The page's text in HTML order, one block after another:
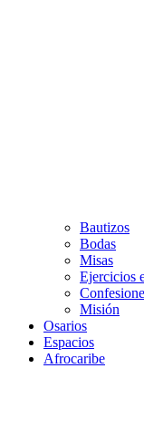
Bautizos
Bodas
Misas
Ejercicios
Misión
Osarios
Espacios
Afrocaribe